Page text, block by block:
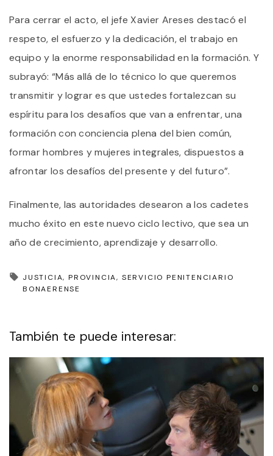
Para cerrar el acto, el jefe Xavier Areses destacó el
respeto, el esfuerzo y la dedicación, el trabajo en
equipo y la enorme responsabilidad en la formación. Y
subrayó: “Más allá de lo técnico lo que queremos
transmitir y lograr es que ustedes fortalezcan su
espíritu para los desafíos que van a enfrentar, una
formación con conciencia plena del bien común,
formar hombres y mujeres integrales, dispuestos a
afrontar los desafíos del presente y del futuro”.
Finalmente, las autoridades desearon a los cadetes
mucho éxito en este nuevo ciclo lectivo, que sea un
año de crecimiento, aprendizaje y desarrollo.
JUSTICIA PROVINCIA SERVICIO PENITENCIARIO
BONAERENSE
También te puede interesar: